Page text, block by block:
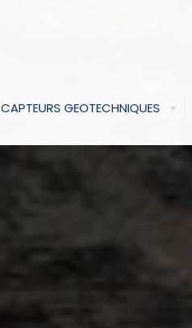
CAPTEURS GEOTECHNIQUES